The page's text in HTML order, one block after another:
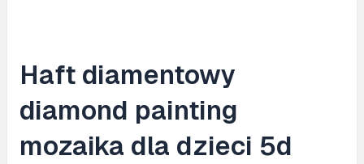
30
x
40
cm
Diamond
Haft diamentowy
diamond painting
mozaika dla dzieci 5d